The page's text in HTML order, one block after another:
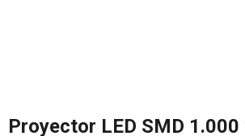
Proyector LED SMD